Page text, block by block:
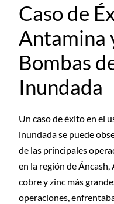
Caso de
Antamina
Bombas
Inundada
Un caso de éxito en el
inundada se puede
de las principales
en la región de
cobre y zinc más
operaciones,